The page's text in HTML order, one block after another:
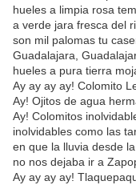
hueles a limpia rosa
a verde jara fresca del
son mil palomas tu
Guadalajara,
hueles a pura tierra
Ay ay ay ay! Colomito
Ay! Ojitos de agua
Ay! Colomitos
inolvidables como las
en que la lluvia desde
no nos dejaba ir a
Ay ay ay ay!